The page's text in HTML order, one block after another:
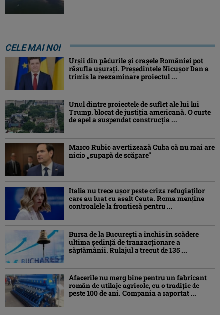
CELE MAI NOI
Urșii din pădurile și orașele României pot
răsufla ușurați. Președintele Nicușor Dan a
trimis la reexaminare proiectul ...
Unul dintre proiectele de suflet ale lui lui
Trump, blocat de justiția americană. O curte
de apel a suspendat construcția ...
Marco Rubio avertizează Cuba că nu mai are
nicio „supapă de scăpare”
Italia nu trece ușor peste criza refugiaților
care au luat cu asalt Ceuta. Roma menține
controalele la frontieră pentru ...
Bursa de la București a închis în scădere
ultima ședință de tranzacționare a
săptămânii. Rulajul a trecut de 135 ...
Afacerile nu merg bine pentru un fabricant
român de utilaje agricole, cu o tradiție de
peste 100 de ani. Compania a raportat ...